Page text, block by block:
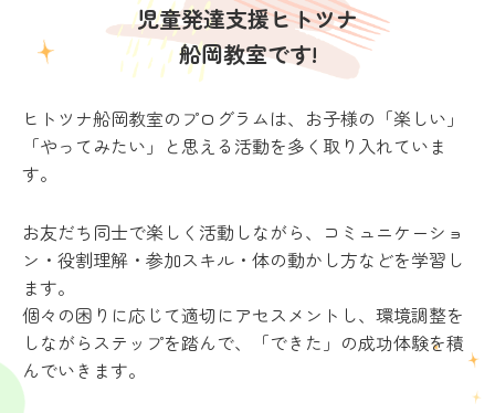
児童発達支援ヒトツナ
船岡教室です!
ヒトツナ船岡教室のプログラムは、お子様の「楽しい」
「やってみたい」と思える活動を多く取り入れていま
す。
お友だち同士で楽しく活動しながら、コミュニケーショ
ン・役割理解・参加スキル・体の動かし方などを学習し
ます。
個々の困りに応じて適切にアセスメントし、環境調整を
しながらステップを踏んで、「できた」の成功体験を積
んでいきます。